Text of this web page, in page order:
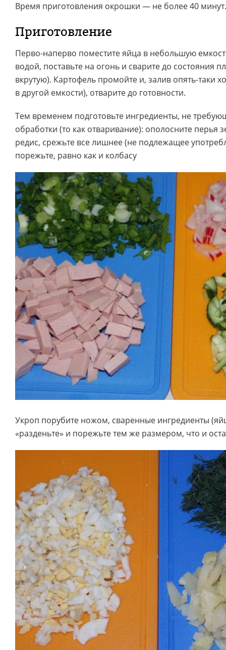
Время приготовления окрошки — не более 40 минут.
Приготовление
Перво-наперво поместите яйца в небольшую
водой, поставьте на огонь и сварите до состояния
вкрутую). Картофель промойте и, залив опять-таки
в другой емкости), отварите до готовности.
Тем временем подготовьте ингредиенты, не
обработки (то как отваривание): ополосните перья
редис, срежьте все лишнее (не подлежащее
порежьте, равно как и колбасу
Укроп порубите ножом, сваренные ингредиенты
«разденьте» и порежьте тем же размером, что и